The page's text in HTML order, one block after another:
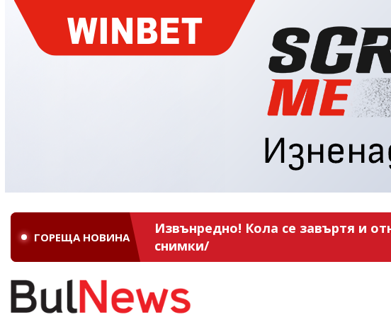
ГОРЕЩА НОВИНА
Извънредно! Кола се завъртя и
снимки/